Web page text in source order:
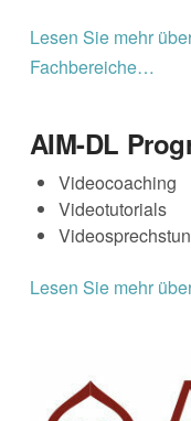
Lesen Sie mehr
Fachbereiche…
AIM-DL
Videocoaching
Videotutorials
Lesen Sie mehr